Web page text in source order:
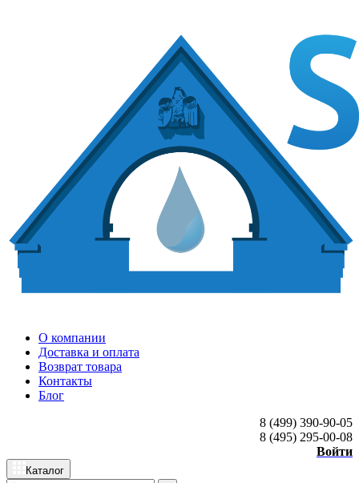
О компании
Доставка и оплата
Возврат товара
Контакты
Блог
8 (499) 390-90-05
8 (495) 295-00-08
Войти
Каталог